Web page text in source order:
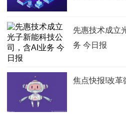
先惠技术成立
务 今日报
焦点快报!改革